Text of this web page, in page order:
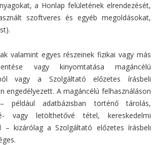
a Honlap felületének elrendezését,
szoftveres és egyéb megoldásokat,
valamint egyes részeinek fizikai vagy más
vagy kinyomtatása magáncélú
vagy a Szolgáltató előzetes írásbeli
engedélyezett. A magáncélú felhasználáson
például adatbázisban történő tárolás,
vagy letölthetővé tétel, kereskedelmi
– kizárólag a Szolgáltató előzetes írásbeli